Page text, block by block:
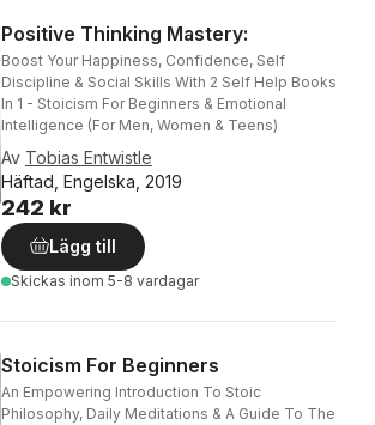
Positive Thinking Mastery:
Boost Your Happiness, Confidence, Self
Discipline & Social Skills With 2 Self Help Books
In 1 - Stoicism For Beginners & Emotional
Intelligence (For Men, Women & Teens)
Av Tobias Entwistle
Häftad, Engelska, 2019
242 kr
Lägg till
Skickas inom 5-8 vardagar
Stoicism For Beginners
An Empowering Introduction To Stoic
Philosophy, Daily Meditations & A Guide To The